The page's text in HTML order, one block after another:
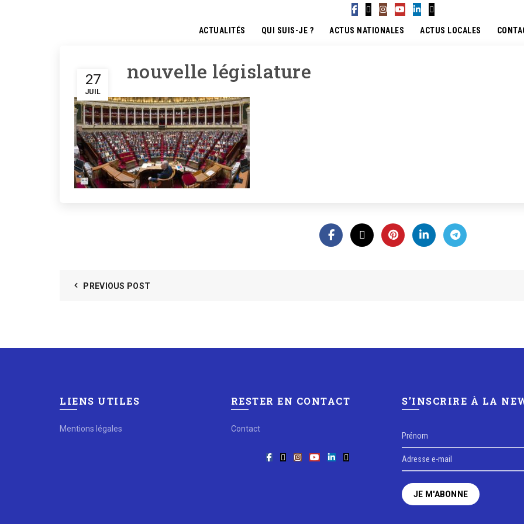
ACTUALITÉS QUI SUIS-JE ? ACTUS NATIONALES ACTUS LOCALES
27
JUIL
nouvelle législature
PREVIOUS POST
LIENS UTILES
Mentions légales
RESTER EN CONTACT
Contact
S’INSCRIRE À LA